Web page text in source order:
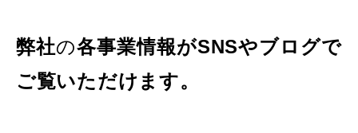
弊社の各事業情報がSNSやブログで
ご覧いただけます。